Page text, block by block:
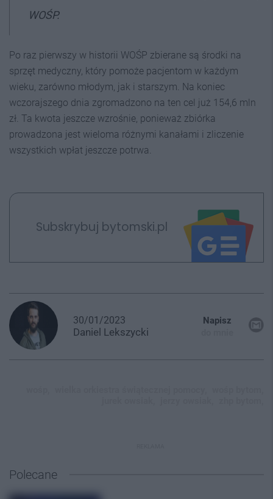
WOŚP.
Po raz pierwszy w historii WOŚP zbierane są środki na
sprzęt medyczny, który pomoże pacjentom w każdym
wieku, zarówno młodym, jak i starszym. Na koniec
wczorajszego dnia zgromadzono na ten cel już 154,6 mln
zł. Ta kwota jeszcze wzrośnie, ponieważ zbiórka
prowadzona jest wieloma różnymi kanałami i zliczenie
wszystkich wpłat jeszcze potrwa.
Subskrybuj bytomski.pl
30/01/2023
Daniel Lekszycki
Napisz
Polecane